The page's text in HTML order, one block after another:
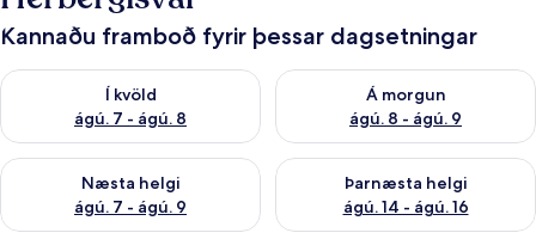
a
f
Kannaðu framboð fyrir þessar dagsetningar
Í kvöld
ágú. 7 - ágú. 8
Athuga framboð í kvöld ágú. 7 - ágú. 8
Á morgun
ágú. 8 - ágú. 9
Athuga framboð á morgun
Næsta helgi
ágú. 7 - ágú. 9
Athuga framboð næstu helgi ágú. 7 - ágú. 9
Þarnæsta helgi
ágú. 14 - ágú. 16
Athuga framboð þarnæstu